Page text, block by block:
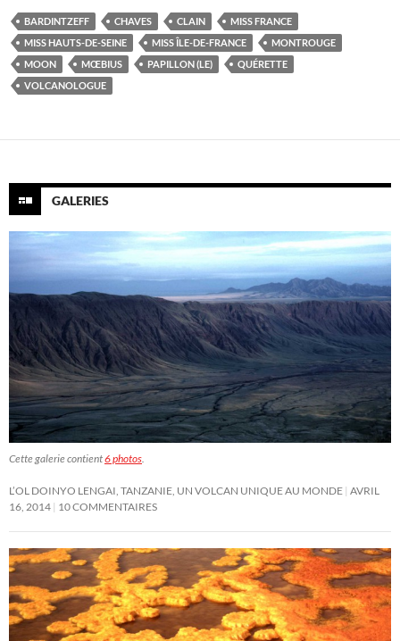
BARDINTZEFF CHAVES CLAIN
MISS FRANCE
MISS HAUTS-DE-SEINE
MISS ÎLE-DE-FRANCE
MONTROUGE
MOON
MŒBIUS PAPILLON (LE)
QUÉRETTE
VOLCANOLOGUE
GALERIES
Cette galerie contient6 photos.
L’OL DOINYO LENGAI, TANZANIE, UN VOLCAN UNIQUE AU MONDE AVRIL
16, 2014 10 COMMENTAIRES